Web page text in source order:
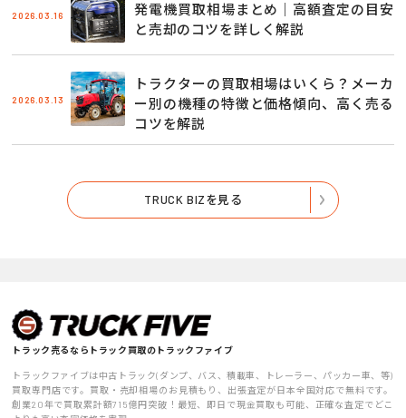
2026.03.16
発電機買取相場まとめ｜高額査定の目安
と売却のコツを詳しく解説
2026.03.13
トラクターの買取相場はいくら？メーカ
ー別の機種の特徴と価格傾向、高く売る
コツを解説
TRUCK BIZを見る
トラック売るならトラック買取のトラックファイブ
トラックファイブは中古トラック(ダンプ、バス、積載車、トレーラー、パッカー車、等)
買取専門店です。買取・売却相場のお見積もり、出張査定が日本全国対応で無料です。
創業20年で買取累計額715億円突破！最短、即日で現金買取も可能、正確な査定でどこ